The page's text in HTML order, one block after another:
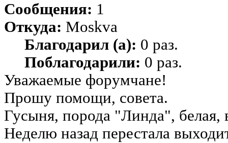
Сообщения: 1
Откуда: Moskva
Благодарил (а): 0 раз.
Поблагодарили: 0 раз.
Уважаемые форумчане!
Прошу помощи, совета.
Гусыня, порода "Линда", белая,
Неделю назад перестала